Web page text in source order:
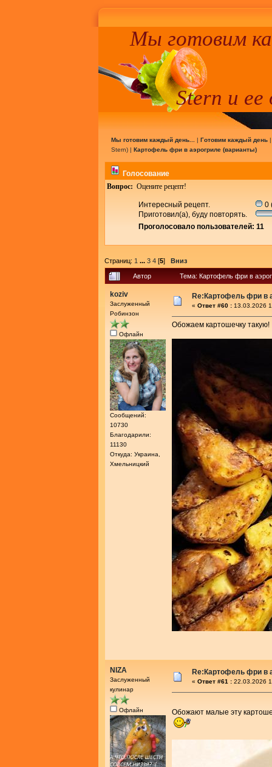
Мы готовим
Stern и ее
Мы готовим каждый день... | Готовим каждый день
Stern) | Картофель фри в аэрогриле (варианты)
Голосование
Вопрос: Оцените рецепт!
Интересный рецепт.
0
Приготовил(а), буду повторять.
Проголосовало пользователей: 11
Страниц: 1 ... 3 4 [5] Вниз
Автор Тема: Картофель фри в
koziv
Заслуженный
Робинзон
Офлайн
Сообщений:
10730
Благодарили:
11130
Откуда: Украина,
Хмельницкий
Re:Картофель фри в
« Ответ #60 : 13.03.2026
Обожаем картошечку такую!
NIZA
Заслуженный
кулинар
Офлайн
Re:Картофель фри в
« Ответ #61 : 22.03.2026
Обожают малые эту